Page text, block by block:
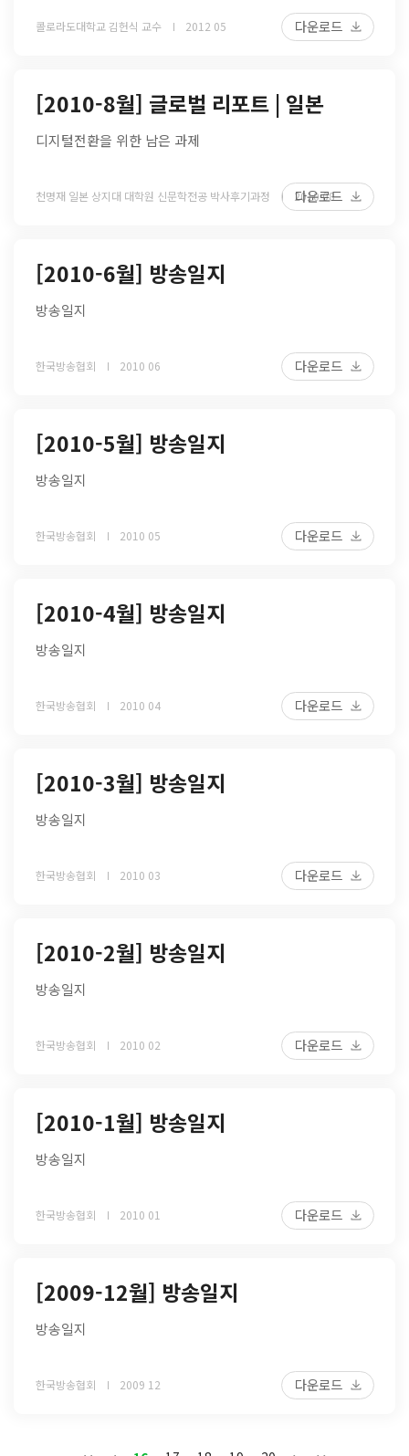
콜로라도대학교 김헌식 교수 2012 05 다운로드
[2010-8월] 글로벌 리포트 | 일본
디지털전환을 위한 남은 과제
천명재 일본 상지대 대학원 신문학전공 박사후기과정 2010 08
다운로드
[2010-6월] 방송일지
방송일지
한국방송협회 2010 06 다운로드
[2010-5월] 방송일지
방송일지
한국방송협회 2010 05 다운로드
[2010-4월] 방송일지
방송일지
한국방송협회 2010 04 다운로드
[2010-3월] 방송일지
방송일지
한국방송협회 2010 03 다운로드
[2010-2월] 방송일지
방송일지
한국방송협회 2010 02 다운로드
[2010-1월] 방송일지
방송일지
한국방송협회 2010 01 다운로드
[2009-12월] 방송일지
방송일지
한국방송협회 2009 12 다운로드